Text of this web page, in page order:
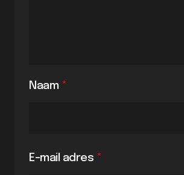
Naam *
E-mail adres *